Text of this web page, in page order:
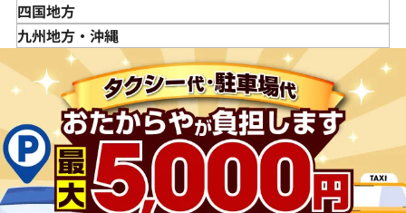
山形県
福島県
千葉県
茨城県
栃木県
群馬県
石川県
山梨県
長野県
岐阜県
静岡県
愛知県
滋賀県
京都府
兵庫県
奈良県
和歌山県
鳥取県
島根県
広島県
山口県
四国地方
徳島県
愛媛県
九州地方・沖縄
佐賀県
長崎県
熊本県
大分県
宮崎県
鹿児島県